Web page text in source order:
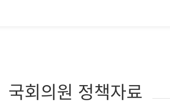
국회의원 정책자료